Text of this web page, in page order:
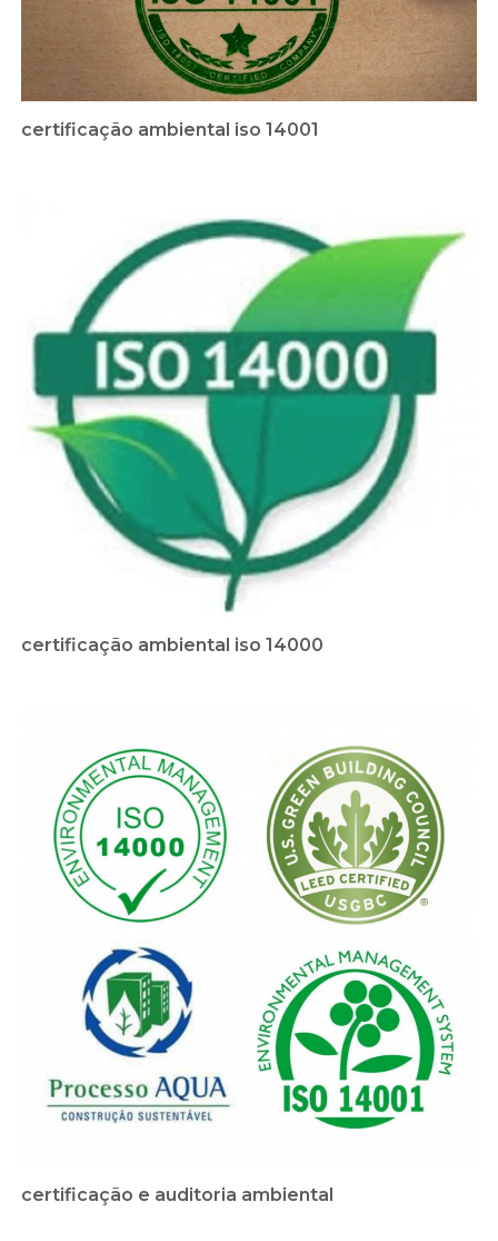
certificação ambiental iso 14001
certificação ambiental iso 14000
certificação e auditoria ambiental